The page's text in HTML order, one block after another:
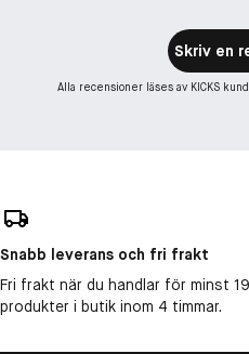
Skriv en
Alla recensioner läses av KICKS
Snabb leverans och fri frakt
Fri frakt när du handlar för minst
produkter i butik inom 4 timmar.